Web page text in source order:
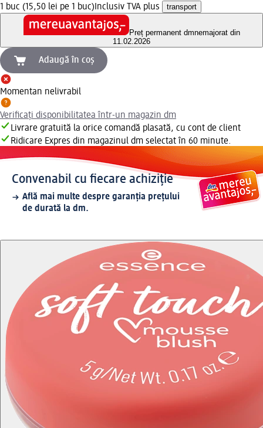
1 buc (15,50 lei pe 1 buc) Inclusiv TVA plus transport
Preț permanent dmnemajorat din
11.02.2026
Adaugă în coș
Momentan nelivrabil
Verificați disponibilitatea într-un magazin dm
Livrare gratuită la orice comandă plasată, cu cont de client
Ridicare Expres din magazinul dm selectat în 60 minute.
Convenabil cu fiecare achiziție
Află mai multe despre garanția prețului
de durată la dm.